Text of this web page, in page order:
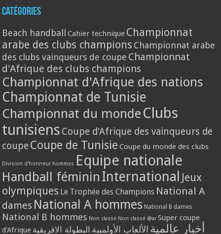
Catégories
Beach handball Cahier technique Championnat
arabe des clubs champions Championnat arabe
des clubs vainqueurs de coupe Championnat
d'Afrique des clubs champions
Championnat d'Afrique des nations
Championnat de Tunisie
Championnat du monde Clubs
tunisiens Coupe d'Afrique des vainqueurs de
coupe Coupe de Tunisie Coupe du monde des clubs
Division d'honneur hommes Equipe nationale
Handball féminin International Jeux
olympiques Le Trophée des Champions National A
dames National A hommes National B dames
National B hommes Non classé Non classé @ar Super coupe
d'Afrique
أخبار عالمية الألعاب الأولمبية البطولة الافريقية